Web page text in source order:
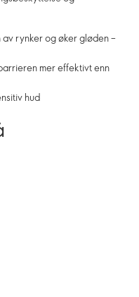
rynker og øker gløden –
mer effektivt enn
hud